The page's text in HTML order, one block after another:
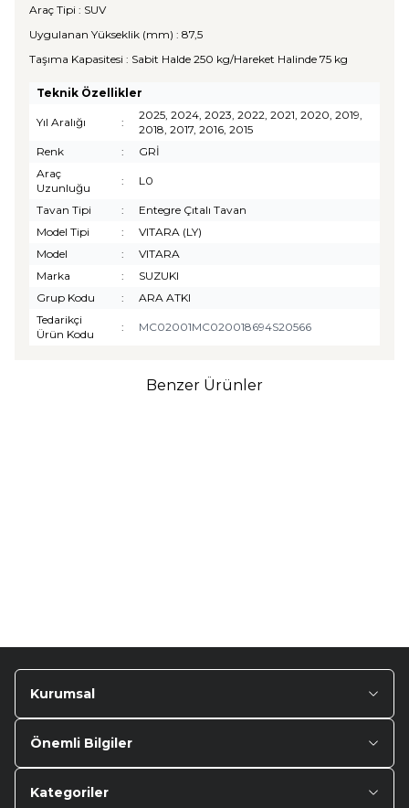
Araç Tipi : SUV
Uygulanan Yükseklik (mm) : 87,5
Taşıma Kapasitesi : Sabit Halde 250 kg/Hareket Halinde 75 kg
Teknik Özellikler
Yıl Aralığı :
2025, 2024, 2023, 2022, 2021, 2020, 2019,
2018, 2017, 2016, 2015
Renk
:
GRİ
Araç
Uzunluğu
: L0
Tavan Tipi :
Entegre Çıtalı Tavan
Model Tipi
:
VITARA (LY)
Model
:
VITARA
Marka
:
SUZUKI
Grup Kodu
:
ARA ATKI
Tedarikçi
Ürün Kodu
: MC02001MC020018694S20566
Benzer Ürünler
Kurumsal
Önemli Bilgiler
Kategoriler